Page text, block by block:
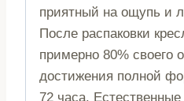
приятный на ощупь и
После распаковки
примерно 80% своего
достижения полной
72 часа.